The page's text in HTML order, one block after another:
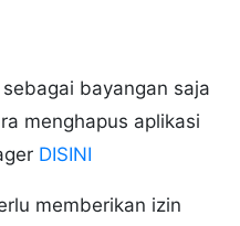
bayangan saja
menghapus aplikasi
DISINI
memberikan izin